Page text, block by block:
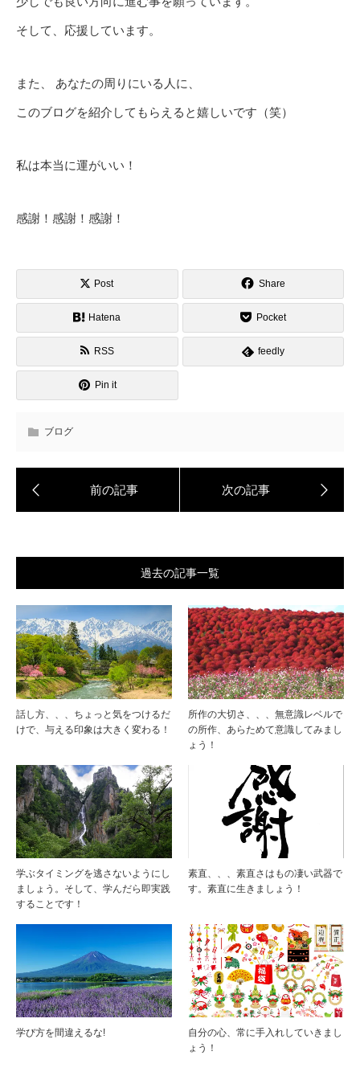
そして、応援しています。
また、 あなたの周りにいる人に、
このブログを紹介してもらえると嬉しいです（笑）
私は本当に運がいい！
感謝！感謝！感謝！
Post Share
Hatena Pocket
RSS feedly
Pin it
ブログ
過去の記事一覧
話し方、、、ちょっと気をつけるだ
けで、与える印象は大きく変わる！
所作の大切さ、、、無意識レベルで
の所作、あらためて意識してみまし
ょう！
学ぶタイミングを逃さないようにし
ましょう。そして、学んだら即実践
することです！
素直、、、素直さはもの凄い武器で
す。素直に生きましょう！
学び方を間違えるな!
自分の心、常に手入れしていきまし
ょう！